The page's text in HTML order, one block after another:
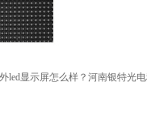
led显示屏怎么样？河南银特光